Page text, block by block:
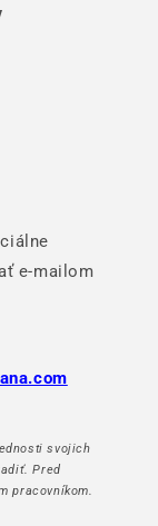
e-mailom
svojich
Pred
pracovníkom.